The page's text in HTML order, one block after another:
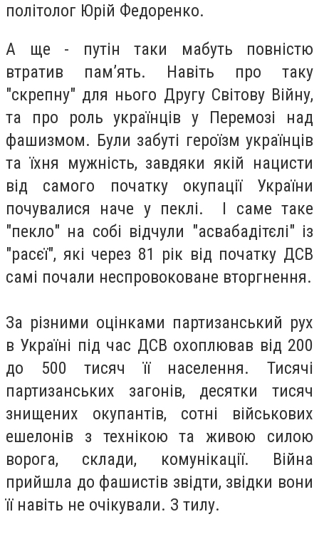
політолог Юрій Федоренко.
А ще - путін таки мабуть повністю
втратив пам’ять. Навіть про таку
"скрепну" для нього Другу Світову Війну,
та про роль українців у Перемозі над
фашизмом. Були забуті героїзм українців
та їхня мужність, завдяки якій нацисти
від самого початку окупації України
почувалися наче у пеклі. І саме таке
"пекло" на собі відчули "асвабадітєлі" із
"расєї", які через 81 рік від початку ДСВ
самі почали неспровоковане вторгнення.
За різними оцінками партизанський рух
в Україні під час ДСВ охоплював від 200
до 500 тисяч її населення. Тисячі
партизанських загонів, десятки тисяч
знищених окупантів, сотні військових
ешелонів з технікою та живою силою
ворога, склади, комунікації. Війна
прийшла до фашистів звідти, звідки вони
її навіть не очікували. З тилу.